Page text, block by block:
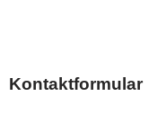
Kontaktformular